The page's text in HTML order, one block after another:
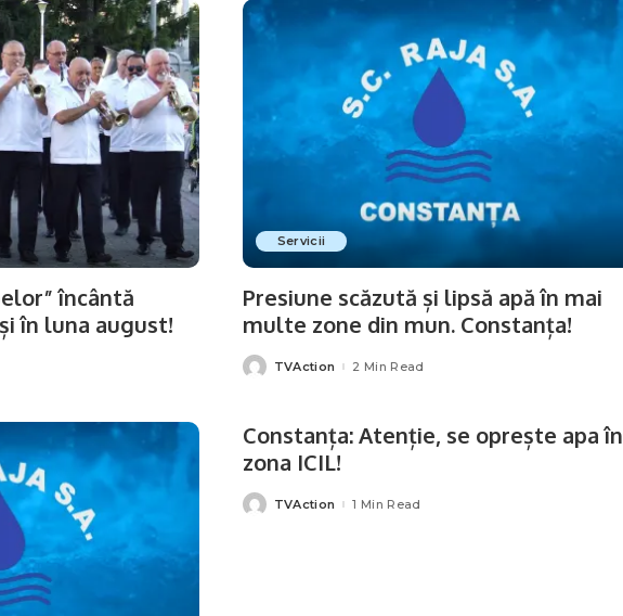
încântă
în luna august!
Servicii
Presiune scăzută și lipsă apă în mai
multe zone din mun. Constanța!
PostedTVAction 2 Min Read
Constanța: Atenție, se oprește apa în
zona ICIL!
PostedTVAction 1 Min Read